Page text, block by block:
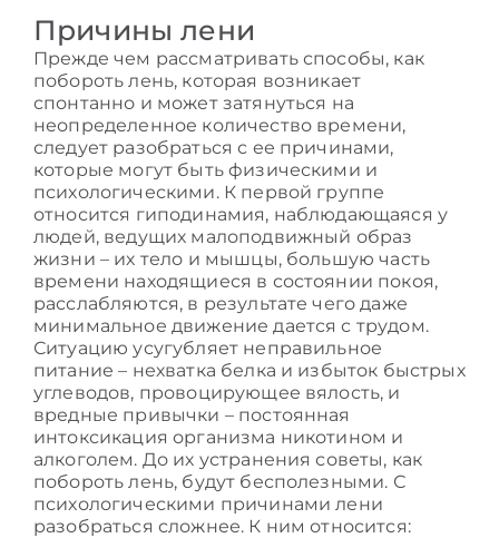
Причины лени
Прежде чем рассматривать способы, как
побороть лень, которая возникает
спонтанно и может затянуться на
неопределенное количество времени,
следует разобраться с ее причинами,
которые могут быть физическими и
психологическими. К первой группе
относится гиподинамия, наблюдающаяся у
людей, ведущих малоподвижный образ
жизни – их тело и мышцы, большую часть
времени находящиеся в состоянии покоя,
расслабляются, в результате чего даже
минимальное движение дается с трудом.
Ситуацию усугубляет неправильное
питание – нехватка белка и избыток быстрых
углеводов, провоцирующее вялость, и
вредные привычки – постоянная
интоксикация организма никотином и
алкоголем. До их устранениясоветы, как
побороть лень, будут бесполезными. С
психологическими причинами лени
разобраться сложнее. К ним относится: